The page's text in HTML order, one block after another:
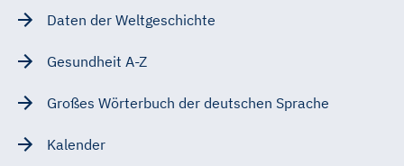
Daten der Weltgeschichte
Gesundheit A-Z
Großes Wörterbuch der deutschen Sprache
Kalender